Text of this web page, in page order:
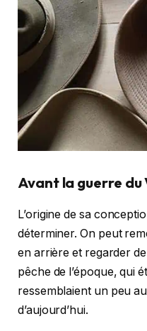
Avant la guerre
L’origine de sa
déterminer. On peut
en arrière et regarder
pêche de l’époque, qui
ressemblaient un peu
d’aujourd’hui.